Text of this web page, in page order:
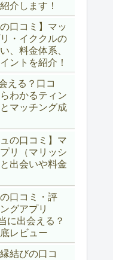
介します！
口コミ】マッ
・イククルの
、料金体系、
ントを紹介！
える？口コ
わかるティン
マッチング成
ュの口コミ】マ
リ（マリッシ
出会いや料金
の口コミ・評
グアプリ
に出会える？
レビュー
結びの口コ